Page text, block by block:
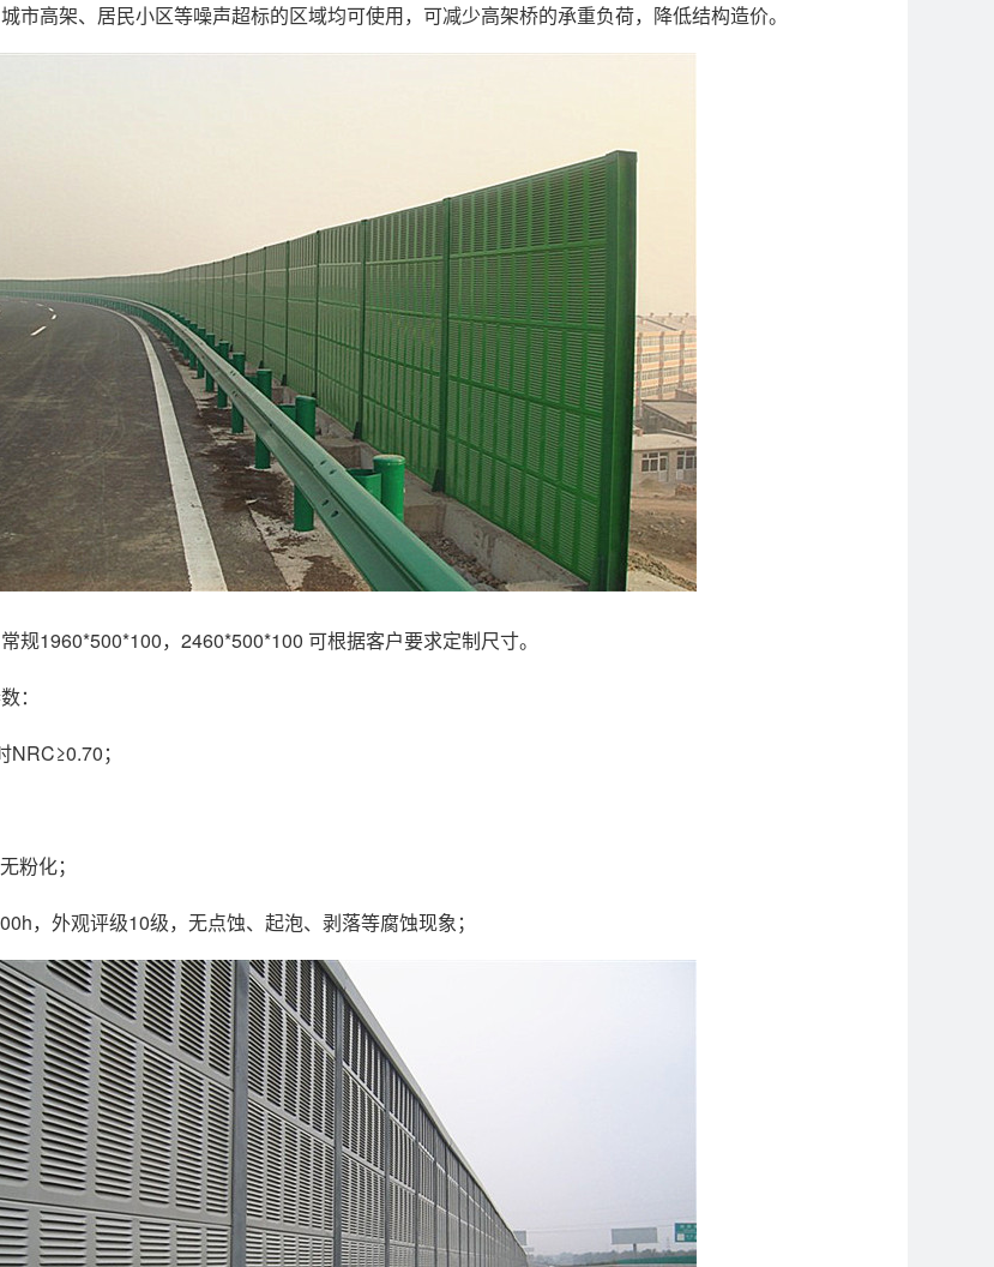
市高架、居民小区等噪声超标的区域均可使用，可减少高架桥的承重负荷，降低结构造价。
规1960*500*100，2460*500*100 可根据客户要求定制尺寸。
：
；
粉化；
，外观评级10级，无点蚀、起泡、剥落等腐蚀现象；